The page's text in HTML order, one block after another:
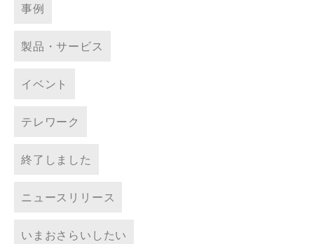
事例
製品・サービス
イベント
テレワーク
終了しました
ニュースリリース
いまおさらいしたい